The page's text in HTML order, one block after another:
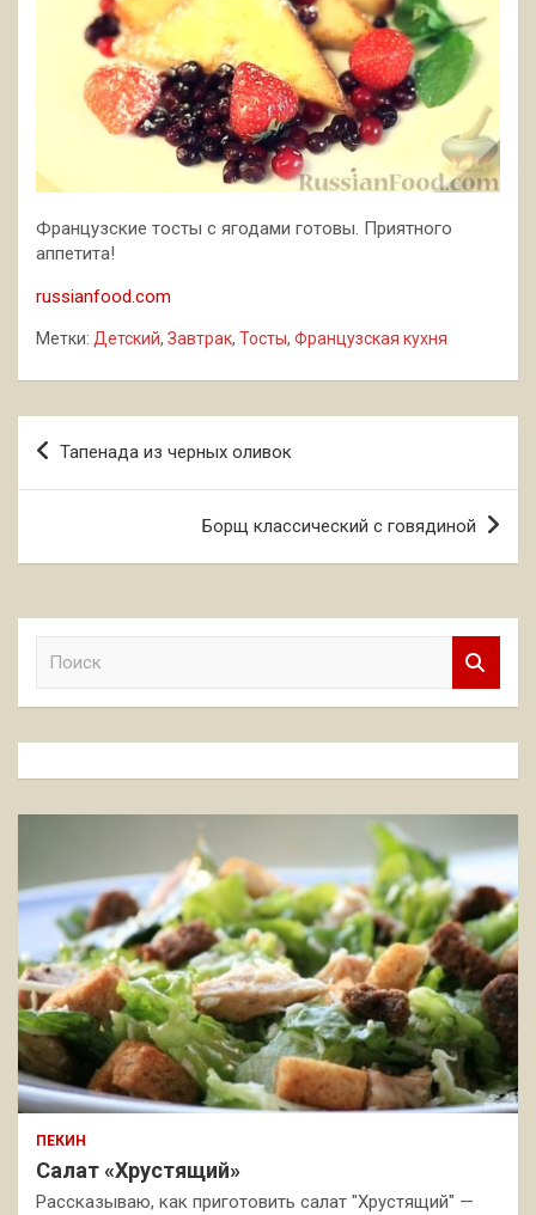
Французские тосты с ягодами готовы. Приятного
аппетита!
russianfood.com
Метки: Детский, Завтрак, Тосты, Французская кухня
Навигация
по
Тапенада из черных оливок
Борщ классический с говядиной
к
ПЕКИН
Салат «Хрустящий»
Рассказываю, как приготовить салат "Хрустящий" —